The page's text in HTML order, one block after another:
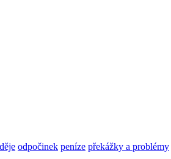
odpočinek peníze překážky a problémy